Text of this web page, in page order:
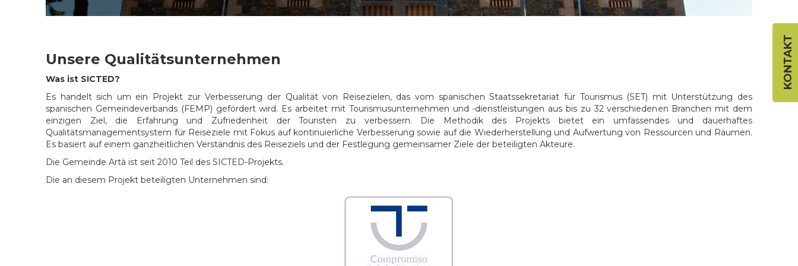
KONTAKT
Unsere Qualitätsunternehmen
Was ist SICTED?
Es handelt sich um ein Projekt zur Verbesserung der Qualität von Reisezielen, das vom spanischen Staatssekretariat für Tourismus (SET) mit Unterstützung des
spanischen Gemeindeverbands (FEMP) gefördert wird. Es arbeitet mit Tourismusunternehmen und -dienstleistungen aus bis zu 32 verschiedenen Branchen mit dem
einzigen Ziel, die Erfahrung und Zufriedenheit der Touristen zu verbessern. Die Methodik des Projekts bietet ein umfassendes und dauerhaftes
Qualitätsmanagementsystem für Reiseziele mit Fokus auf kontinuierliche Verbesserung sowie auf die Wiederherstellung und Aufwertung von Ressourcen und Räumen.
Es basiert auf einem ganzheitlichen Verständnis des Reiseziels und der Festlegung gemeinsamer Ziele der beteiligten Akteure.
Die Gemeinde Artà ist seit 2010 Teil des SICTED-Projekts.
Die an diesem Projekt beteiligten Unternehmen sind: